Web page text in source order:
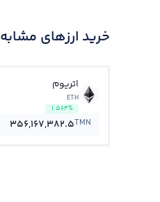
خرید ارزهای مشابه
اتریوم
ETH
1.564%
356,167,382.5TMN